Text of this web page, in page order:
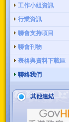
工作小組資訊
行業資訊
聯會支持項目
聯會刊物
表格與資料下載區
聯絡我們
其他連結